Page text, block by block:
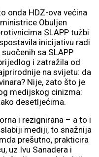
onda HDZ-ova većina
Obuljen
SLAPP tužbi
inicijativu radi
sa SLAPP
i zatražila od
na svijetu: da
Nije, zato što je
medijskog cinizma:
desetljećima.
i rezignirana – a to i
mediji, to snažnija
prešutno, prakticira
uz Ivu Sanadera i